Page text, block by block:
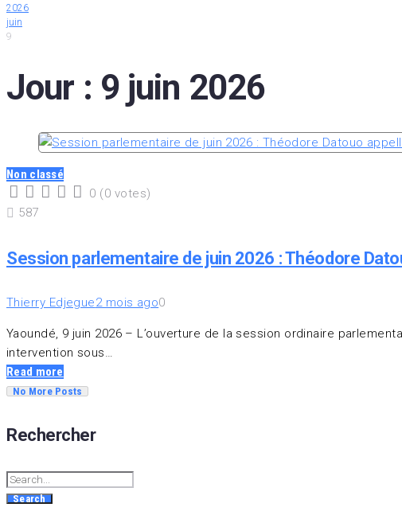
2026
juin
9
Jour : 9 juin 2026
Non classé
2
1
0 (0 votes)
587
Session parlementaire de juin 2026 : Théodore
Thierry Edjegue2 mois ago0
Yaoundé, 9 juin 2026 – L’ouverture de la session ordinaire
intervention sous…
Read more
No More Posts
Rechercher
Search